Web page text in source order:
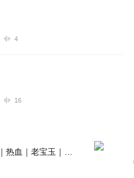
为历史上首支中国阿卡乐团以小
赛VoiceJam决赛，并荣获「The
年5月于广州中山纪念堂举办
唯一 一支举办2000余人专场演
种方式推广阿卡贝拉文化。
4
16